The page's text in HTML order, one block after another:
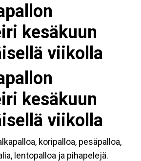
kesäkuun
viikolla
kesäkuun
viikolla
koripalloa, pesäpalloa,
lentopalloa ja pihapelejä.